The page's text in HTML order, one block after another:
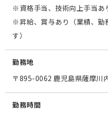
※資格手当、技術向上手当あ
※昇給、賞与あり（業績、勤
す）
勤務地
〒895-0062 鹿児島県薩摩川
勤務時間